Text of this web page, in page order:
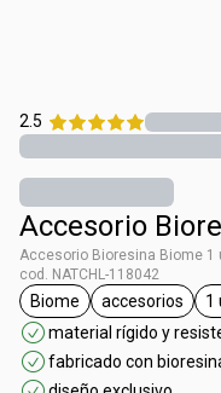
2.5
Accesorio
Accesorio Bioresina Biome 1
cod. NATCHL-118042
general.tag Biome
Biome accesorios
1
material rígido y
fabricado con